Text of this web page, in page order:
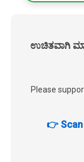
ಉಚಿತವಾಗಿ
Please
👉 Scan